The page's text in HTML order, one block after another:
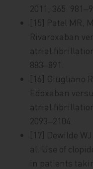
2011; 365:
[15] Patel MR,
Rivaroxaban
atrial
883‒891.
[16] Giugliano
Edoxaban
atrial
2093‒2104.
[17] Dewilde
al. Use of
in patients